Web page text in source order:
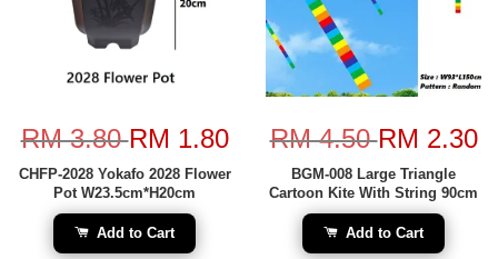
RM 3.80RM 1.80
CHFP-2028 Yokafo 2028 Flower
Pot W23.5cm*H20cm
Add to Cart
RM 4.50RM 2.30
BGM-008 Large Triangle
Cartoon Kite With String 90cm
Add to Cart